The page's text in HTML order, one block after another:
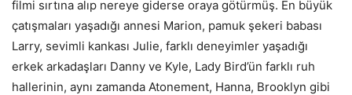
filmi sırtına alıp nereye giderse oraya götürmüş. En büyük
çatışmaları yaşadığı annesi Marion, pamuk şekeri babası
Larry, sevimli kankası Julie, farklı deneyimler yaşadığı
erkek arkadaşları Danny ve Kyle, Lady Bird’ün farklı ruh
hallerinin, aynı zamanda Atonement, Hanna, Brooklyn gibi